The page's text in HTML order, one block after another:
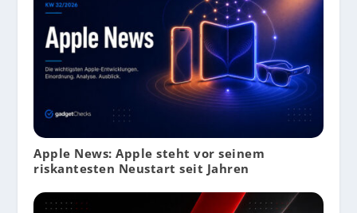
Apple News: Apple steht vor seinem
riskantesten Neustart seit Jahren